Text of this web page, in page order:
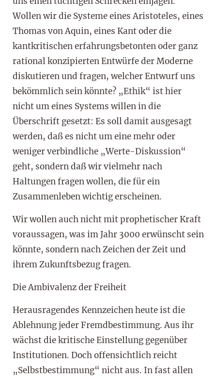
Wollen wir die Systeme eines Aristoteles, eines
Thomas von Aquin, eines Kant oder die
kantkritischen erfahrungsbetonten oder ganz
rational konzipierten Entwürfe der Moderne
diskutieren und fragen, welcher Entwurf uns
bekömmlich sein könnte? „Ethik“ ist hier
nicht um eines Systems willen in die
Überschrift gesetzt: Es soll damit ausgesagt
werden, daß es nicht um eine mehr oder
weniger verbindliche „Werte-Diskussion“
geht, sondern daß wir vielmehr nach
Haltungen fragen wollen, die für ein
Zusammenleben wichtig erscheinen.
Wir wollen auch nicht mit prophetischer Kraft
voraussagen, was im Jahr 3000 erwünscht sein
könnte, sondern nach Zeichen der Zeit und
ihrem Zukunftsbezug fragen.
Die Ambivalenz der Freiheit
Herausragendes Kennzeichen heute ist die
Ablehnung jeder Fremdbestimmung. Aus ihr
wächst die kritische Einstellung gegenüber
Institutionen. Doch offensichtlich reicht
„Selbstbestimmung“ nicht aus. In fast allen